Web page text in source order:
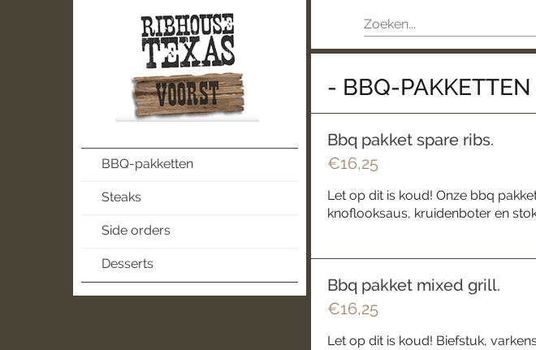
BBQ-pakketten
Steaks
Side orders
Desserts
- BBQ-
Bbq pakket spare ribs.
€16,25
Let op dit is koud! Onze bbq
knoflooksaus, kruidenboter en
Bbq pakket mixed grill.
€16,25
Let op dit is koud! Biefstuk,